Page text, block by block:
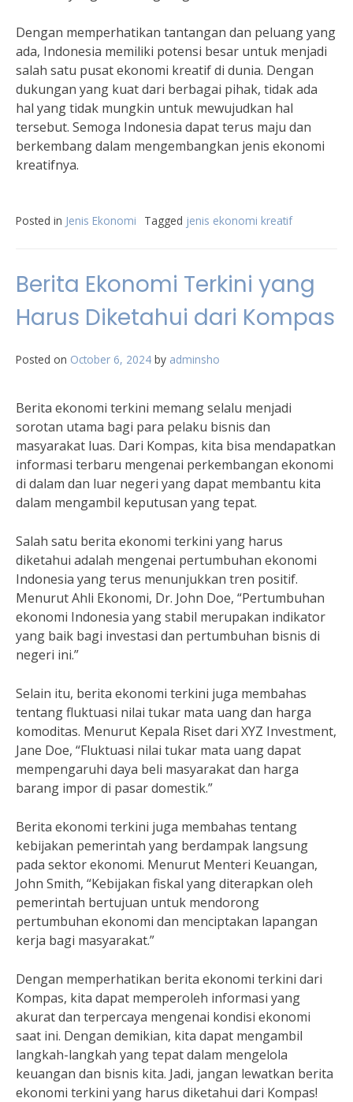
Dengan memperhatikan tantangan dan peluang yang
ada, Indonesia memiliki potensi besar untuk menjadi
salah satu pusat ekonomi kreatif di dunia. Dengan
dukungan yang kuat dari berbagai pihak, tidak ada
hal yang tidak mungkin untuk mewujudkan hal
tersebut. Semoga Indonesia dapat terus maju dan
berkembang dalam mengembangkan jenis ekonomi
kreatifnya.
Posted in Jenis Ekonomi Tagged jenis ekonomi kreatif
Berita Ekonomi Terkini yang
Harus Diketahui dari Kompas
Posted on October 6, 2024 by adminsho
Berita ekonomi terkini memang selalu menjadi
sorotan utama bagi para pelaku bisnis dan
masyarakat luas. Dari Kompas, kita bisa mendapatkan
informasi terbaru mengenai perkembangan ekonomi
di dalam dan luar negeri yang dapat membantu kita
dalam mengambil keputusan yang tepat.
Salah satu berita ekonomi terkini yang harus
diketahui adalah mengenai pertumbuhan ekonomi
Indonesia yang terus menunjukkan tren positif.
Menurut Ahli Ekonomi, Dr. John Doe, “Pertumbuhan
ekonomi Indonesia yang stabil merupakan indikator
yang baik bagi investasi dan pertumbuhan bisnis di
negeri ini.”
Selain itu, berita ekonomi terkini juga membahas
tentang fluktuasi nilai tukar mata uang dan harga
komoditas. Menurut Kepala Riset dari XYZ Investment,
Jane Doe, “Fluktuasi nilai tukar mata uang dapat
mempengaruhi daya beli masyarakat dan harga
barang impor di pasar domestik.”
Berita ekonomi terkini juga membahas tentang
kebijakan pemerintah yang berdampak langsung
pada sektor ekonomi. Menurut Menteri Keuangan,
John Smith, “Kebijakan fiskal yang diterapkan oleh
pemerintah bertujuan untuk mendorong
pertumbuhan ekonomi dan menciptakan lapangan
kerja bagi masyarakat.”
Dengan memperhatikan berita ekonomi terkini dari
Kompas, kita dapat memperoleh informasi yang
akurat dan terpercaya mengenai kondisi ekonomi
saat ini. Dengan demikian, kita dapat mengambil
langkah-langkah yang tepat dalam mengelola
keuangan dan bisnis kita. Jadi, jangan lewatkan berita
ekonomi terkini yang harus diketahui dari Kompas!